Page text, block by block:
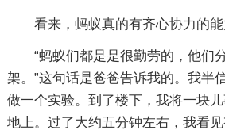
看来，蚂蚁真的有齐心协力的能
“蚂蚁们都是是很勤劳的，他们
架。”这句话是爸爸告诉我的。我半
做一个实验。到了楼下，我将一块
地上。过了大约五分钟左右，我看